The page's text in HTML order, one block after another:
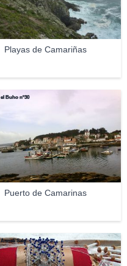
Playas de Camariñas
Puerto de Camarinas
el Buho nº30
Anneli Salo